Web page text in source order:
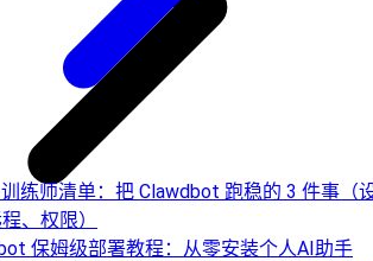
练师清单：把 Clawdbot 跑稳的 3 件事（
、权限）
保姆级部署教程：从零安装个人AI助手